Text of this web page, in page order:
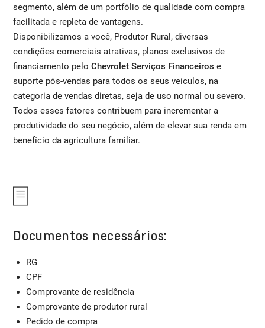
segmento, além de um portfólio de qualidade com compra
facilitada e repleta de vantagens.
Disponibilizamos a você, Produtor Rural, diversas
condições comerciais atrativas, planos exclusivos de
financiamento peloChevrolet Serviços Financeiros e
suporte pós-vendas para todos os seus veículos, na
categoria de vendas diretas, seja de uso normal ou severo.
Todos esses fatores contribuem para incrementar a
produtividade do seu negócio, além de elevar sua renda em
benefício da agricultura familiar.
Documentos necessários:
RG
CPF
Comprovante de residência
Comprovante de produtor rural
Pedido de compra